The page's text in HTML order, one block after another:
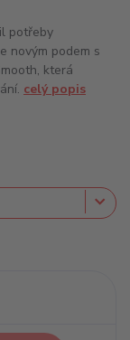
potřeby
novým podem s
která
celý popis